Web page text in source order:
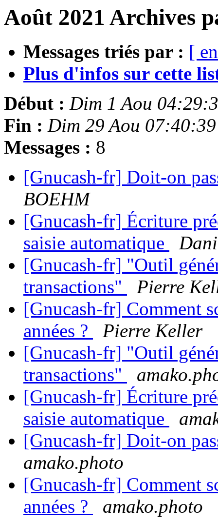
Août 2021 Archives
Messages triés par : [
Plus d'infos sur cette
Début : Dim 1 Aou
Fin : Dim 29 Aou
Messages : 8
[Gnucash-fr] Doit-on
BOEHM
[Gnucash-fr] Écriture
saisie automatique
[Gnucash-fr] "Outil
transactions"
Pierre
[Gnucash-fr] Comment
années ?
Pierre Keller
[Gnucash-fr] "Outil
transactions"
[Gnucash-fr] Écriture
saisie automatique
[Gnucash-fr] Doit-on
amako.photo
[Gnucash-fr] Comment
années ?
amako.photo